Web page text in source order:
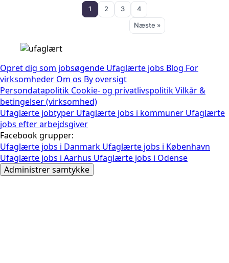
1 2 3
4
Næste »
Opret dig som jobsøgende Ufaglærte jobs Blog For
virksomheder Om os By oversigt
Persondatapolitik Cookie- og privatlivspolitikVilkår &
betingelser (virksomhed)
Ufaglærte jobtyper Ufaglærte jobs i kommuner Ufaglærte
jobs efter arbejdsgiver
Facebook grupper:
Ufaglærte jobs i Danmark Ufaglærte jobs i København
Ufaglærte jobs i Aarhus Ufaglærte jobs i Odense
Administrer samtykke